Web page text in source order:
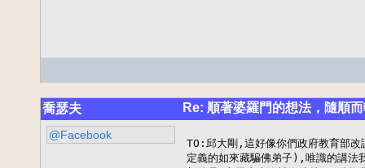
喬瑟夫 Re: 順著婆羅門的想法，隨順
@Facebook
TO:邱大剛,這好像你們政府教育部
定義的如來藏騙佛弟子),唯識的講法